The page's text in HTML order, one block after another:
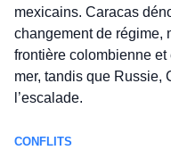
mexicains. Caracas
changement de régime,
frontière colombienne
mer, tandis que Russie,
l’escalade.
CONFLITS